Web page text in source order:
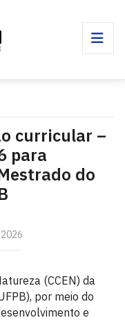
curricular –
para
do
(CCEN) da
por meio do
e